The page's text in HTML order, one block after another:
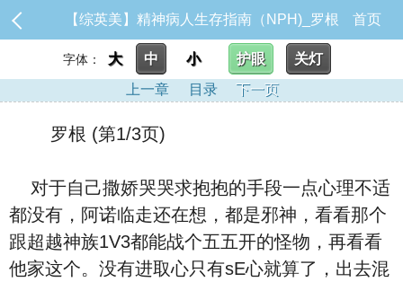
【综英美】精神病人生存指南（NPH)_罗根 首页
字体： 大 中 小 护眼
关灯
上一章
目录 下一页
罗根 (第1/3页)
对于自己撒娇哭哭求抱抱的手段一点心理不适
都没有，阿诺临走还在想，都是邪神，看看那个
跟超越神族1V3都能战个五五开的怪物，再看看
他家这个。没有进取心只有sE心就算了，出去混